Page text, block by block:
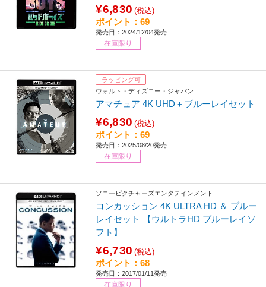
¥6,830 (税込)
ポイント：69
発売日：2024/12/04発売
在庫限り
ラッピング可
ウォルト・ディズニー・ジャパン
アマチュア 4K UHD＋ブルーレイセット
¥6,830 (税込)
ポイント：69
発売日：2025/08/20発売
在庫限り
ソニーピクチャーズエンタテインメント
コンカッション 4K ULTRA HD ＆ ブルー
レイセット 【ウルトラHD ブルーレイソ
フト】
¥6,730 (税込)
ポイント：68
発売日：2017/01/11発売
在庫限り